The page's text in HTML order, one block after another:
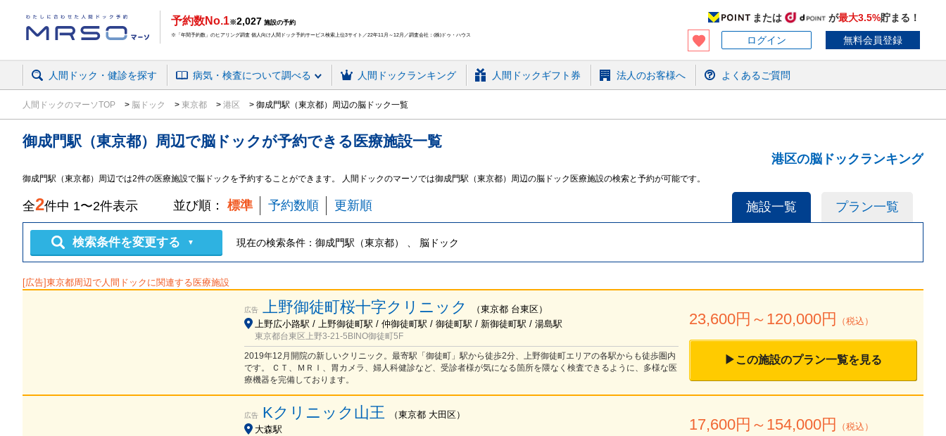
予約数No.1※2,027 施設の予約
※「年間予約数」のヒアリング調査 個人向け人間ドック予約サービス検索上位3サイト／22年11月～12月／調査会社：(株)ドゥ・ハウス
または が最大3.5%貯まる！
ログイン
無料会員登録
人間ドック・健診を探す 病気・検査について調べる 人間ドックランキング 人間ドックギフト券 法人のお客様へ よくあるご質問
人間ドックのマーソTOP 脳ドック 東京都 港区 御成門駅（東京都）周辺の脳ドック一覧
御成門駅（東京都）周辺で脳ドックが予約できる 医療施設一覧
港区の脳ドックランキング
御成門駅（東京都）周辺では2件の医療施設で脳ドックを予約することができます。 人間ドックのマーソでは御成門駅（東京都）周辺の脳ドック医療施設の検索と予約が可能です。
施設一覧 プラン一覧
全2件中 1〜2件表示 並び順： 標準 予約数順 更新順
検索条件を変更する ▼ 現在の検索条件： 御成門駅（東京都） 、 脳ドック
[広告]東京都周辺で人間ドックに関連する医療施設
広告 上野御徒町桜十字クリニック （東京都 台東区）
上野広小路駅 / 上野御徒町駅 / 仲御徒町駅 / 御徒町駅 / 新御徒町駅 / 湯島駅
東京都台東区上野3-21-5BINO御徒町5F
2019年12月開院の新しいクリニック。最寄駅「御徒町」駅から徒歩2分、上野御徒町エリアの各駅からも徒歩圏内
です。 ＣＴ、ＭＲＩ、胃カメラ、婦人科健診など、受診者様が気になる箇所を隈なく検査できるように、多様な医
療機器を完備しております。
23,600円～ 120,000円 （税込）
▶この施設のプラン一覧を見る
広告 Kクリニック山王 （東京都 大田区）
大森駅
17,600円～ 154,000円 （税込）